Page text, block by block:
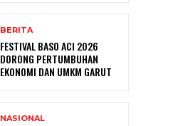
BERITA
FESTIVAL BASO ACI 2026
DORONG PERTUMBUHAN
EKONOMI DAN UMKM GARUT
NASIONAL